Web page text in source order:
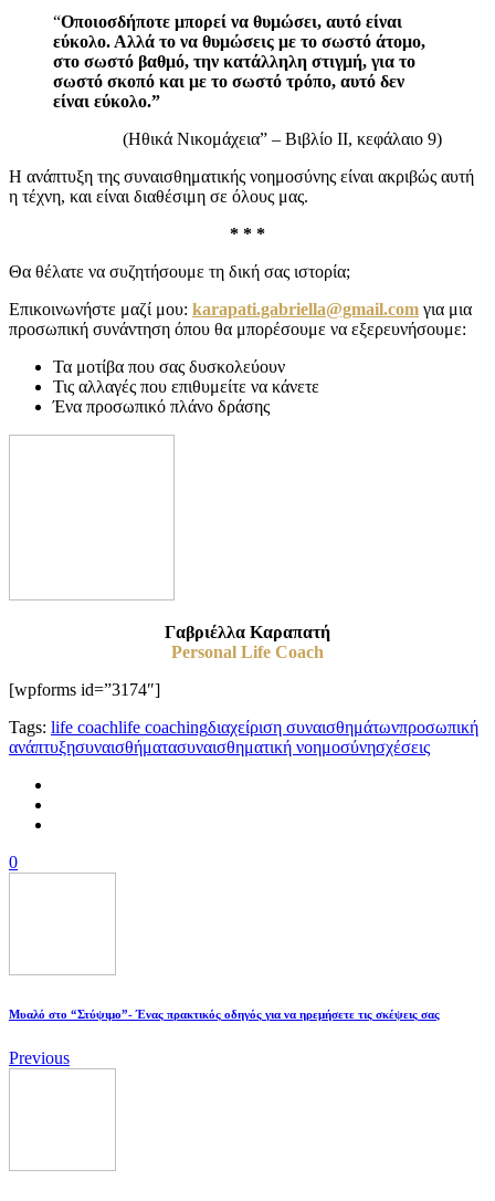
“Οποιοσδήποτε μπορεί να θυμώσει, αυτό είναι
εύκολο. Αλλά το να θυμώσεις με το σωστό άτομο,
στο σωστό βαθμό, την κατάλληλη στιγμή, για το
σωστό σκοπό και με το σωστό τρόπο, αυτό δεν
είναι εύκολο.”
(Ηθικά Νικομάχεια” – Βιβλίο II, κεφάλαιο 9)
Η ανάπτυξη της συναισθηματικής νοημοσύνης είναι ακριβώς αυτή
η τέχνη, και είναι διαθέσιμη σε όλους μας.
* * *
Θα θέλατε να συζητήσουμε τη δική σας ιστορία;
Επικοινωνήστε μαζί μου: karapati.gabriella@gmail.com για μια
προσωπική συνάντηση όπου θα μπορέσουμε να εξερευνήσουμε:
Τα μοτίβα που σας δυσκολεύουν
Τις αλλαγές που επιθυμείτε να κάνετε
Ένα προσωπικό πλάνο δράσης
Γαβριέλλα Καραπατή
Personal Life Coach
[wpforms id=”3174″]
Tags: life coachlife coachingδιαχείριση συναισθημάτωνπροσωπική
ανάπτυξησυναισθήματασυναισθηματική νοημοσύνησχέσεις
0
Μυαλό στο “Στύψιμο”- Ένας πρακτικός οδηγός για να ηρεμήσετε τις σκέψεις σας
Previous